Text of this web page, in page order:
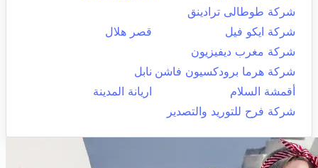
شركة طوطالى ترادينق
شركة ايكو فيل
قصر هلال
شركة مغرب ديفيزيون
شركة هرما برودكسيون فاشن نابل
أقمشة السلام
اريانة المدينة
شركة فرح للتوريد والتصدير